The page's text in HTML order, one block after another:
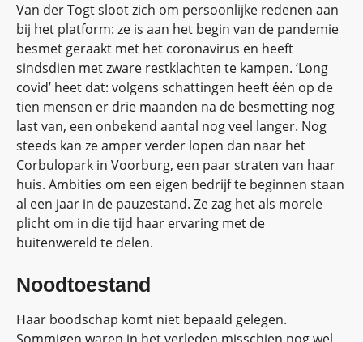
Van der Togt sloot zich om persoonlijke redenen aan
bij het platform: ze is aan het begin van de pandemie
besmet geraakt met het coronavirus en heeft
sindsdien met zware restklachten te kampen. ‘Long
covid’ heet dat: volgens schattingen heeft één op de
tien mensen er drie maanden na de besmetting nog
last van, een onbekend aantal nog veel langer. Nog
steeds kan ze amper verder lopen dan naar het
Corbulopark in Voorburg, een paar straten van haar
huis. Ambities om een eigen bedrijf te beginnen staan
al een jaar in de pauzestand. Ze zag het als morele
plicht om in die tijd haar ervaring met de
buitenwereld te delen.
Noodtoestand
Haar boodschap komt niet bepaald gelegen.